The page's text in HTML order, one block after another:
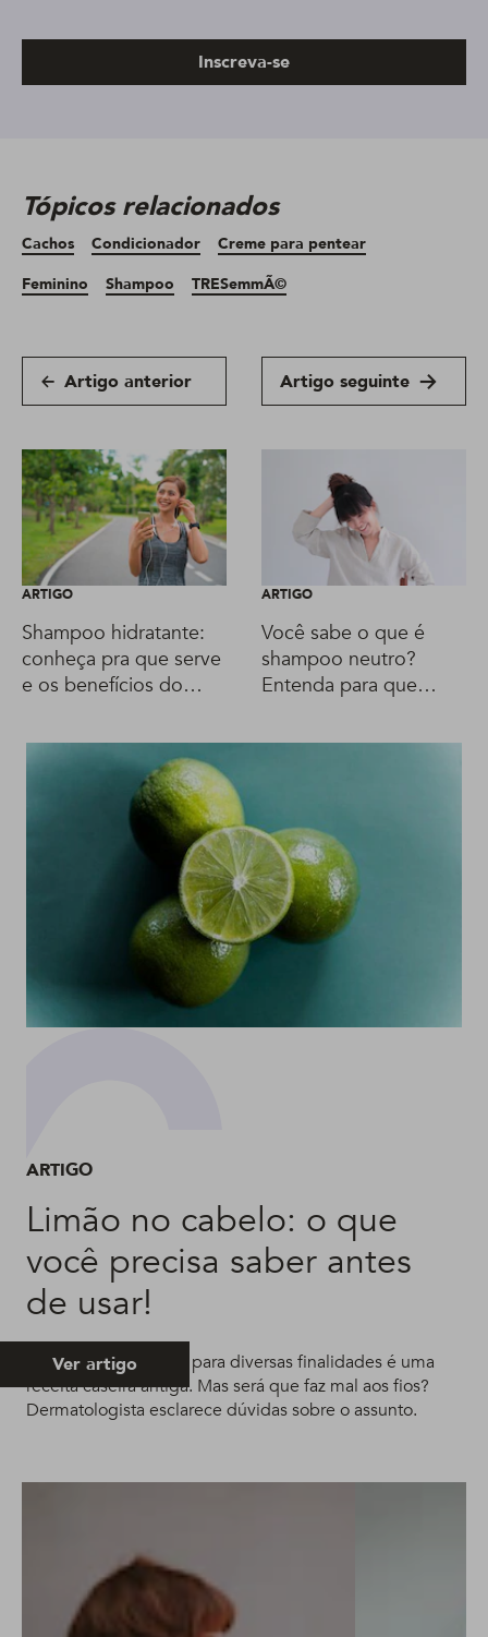
Inscreva-se
Tópicos relacionados
Cachos Condicionador
Creme para pentear
Feminino
Shampoo TRESemmÃ©
Artigo anterior Artigo seguinte
ARTIGO
Shampoo hidratante:
conheça pra que serve
e os benefícios do
ARTIGO
Você sabe o que é
shampoo neutro?
Entenda para que
ARTIGO
Limão no cabelo: o que
você precisa saber antes
de usar!
Usar limão no cabelo para diversas finalidades é uma
receita caseira antiga. Mas será que faz mal aos fios?
Dermatologista esclarece dúvidas sobre o assunto.
Ver artigo